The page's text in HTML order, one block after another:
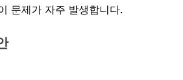
문제가 자주 발생합니다.